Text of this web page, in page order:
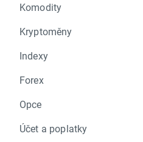
Komodity
Kryptoměny
Indexy
Forex
Opce
Účet a poplatky